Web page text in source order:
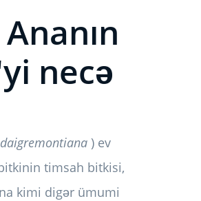
necə
) ev
timsah bitkisi,
kimi digər ümumi